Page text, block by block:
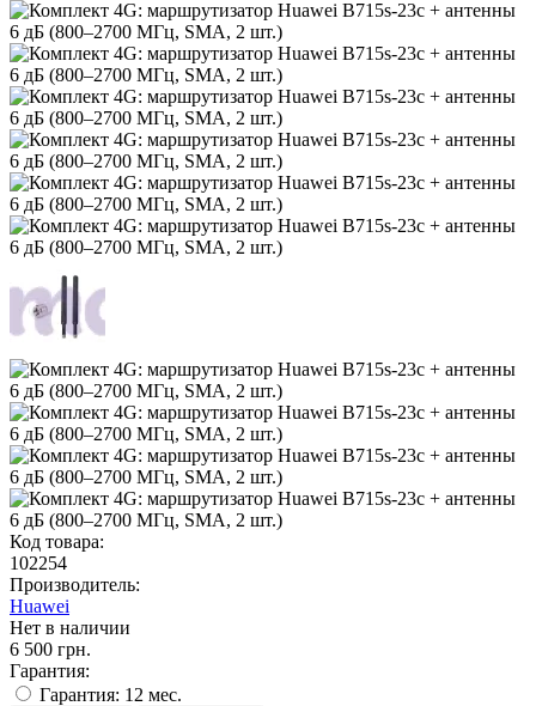
Код товара:
102254
Производитель:
Huawei
Нет в наличии
6 500 грн.
Гарантия:
Гарантия: 12 мес.